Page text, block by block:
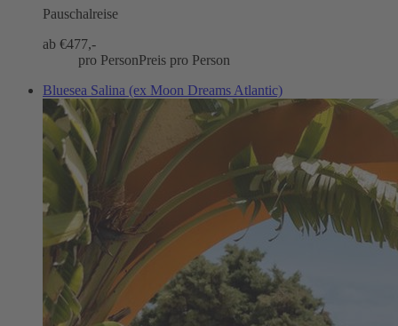
Pauschalreise
ab €477,-
pro PersonPreis pro Person
Bluesea Salina (ex Moon Dreams Atlantic)